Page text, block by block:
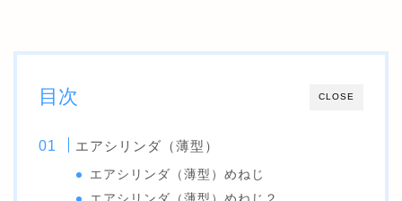
CLOSE
目次
エアシリンダ（薄型）
エアシリンダ（薄型）めねじ